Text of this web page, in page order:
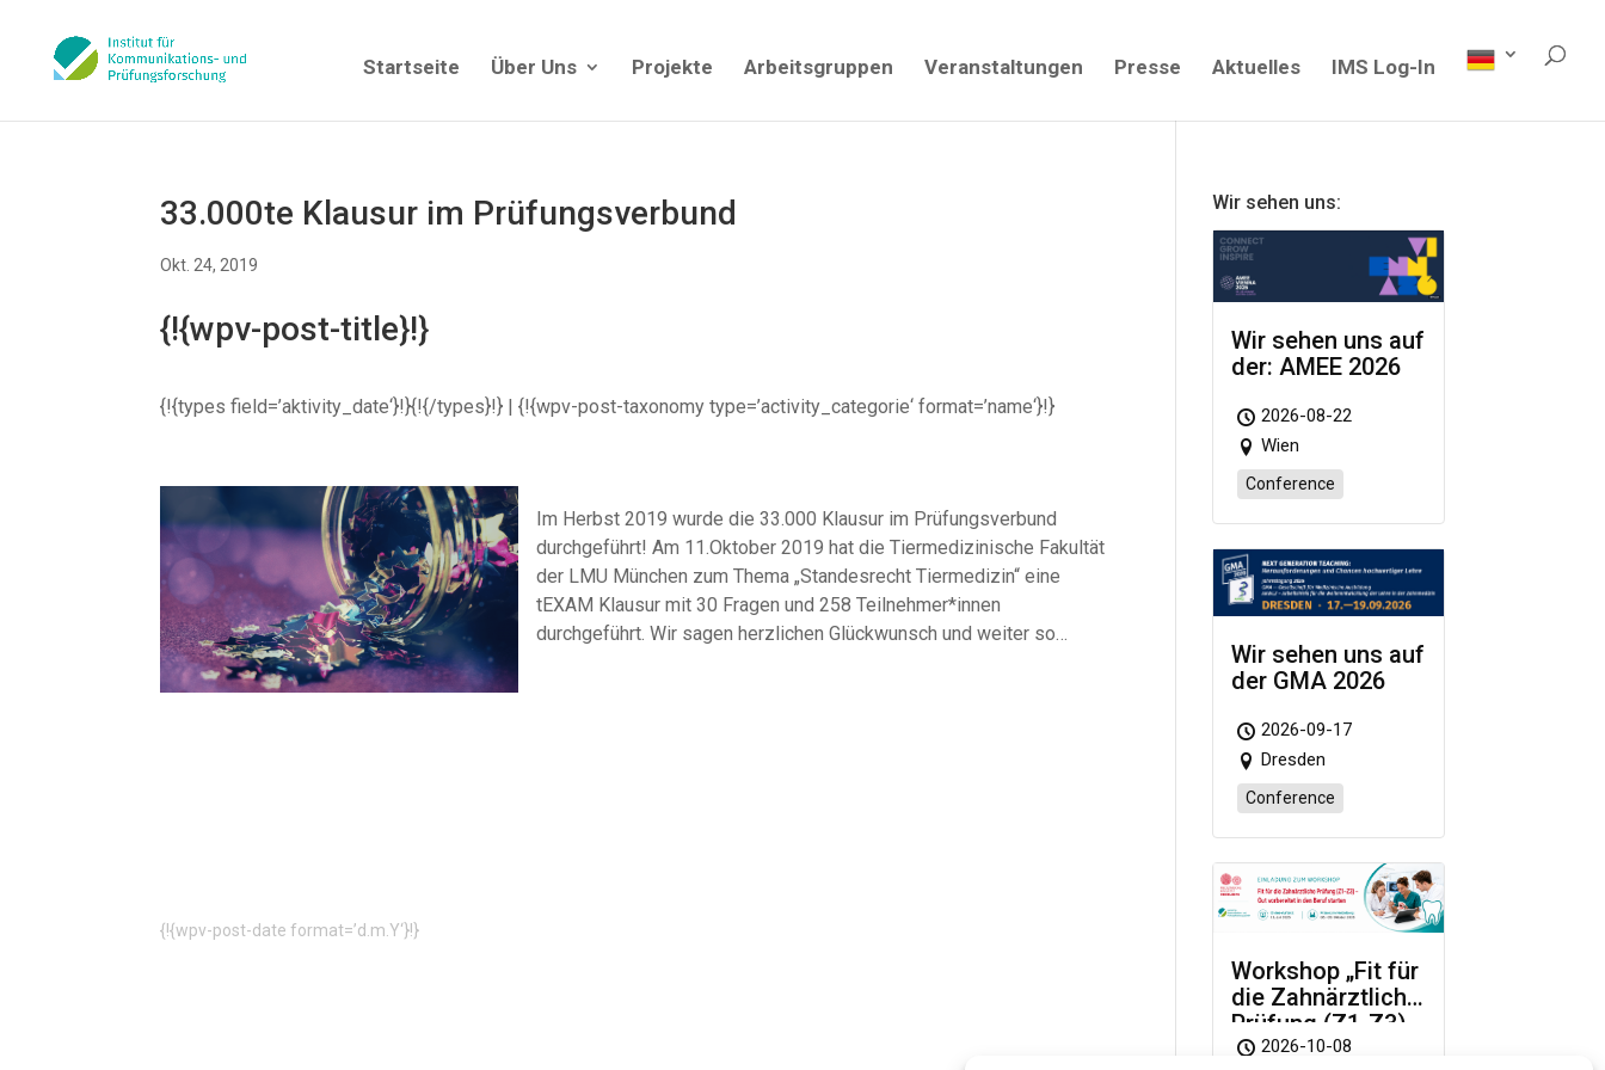
Startseite Über Uns Projekte Arbeitsgruppen Veranstaltungen Presse Aktuelles IMS Log-In
33.000te Klausur im Prüfungsverbund
Okt. 24, 2019
{!{wpv-post-title}!}
{!{types field=’aktivity_date‘}!}{!{/types}!} | {!{wpv-post-taxonomy type=’activity_categorie‘ format=’name‘}!}
Im Herbst 2019 wurde die 33.000 Klausur im Prüfungsverbund
durchgeführt! Am 11.Oktober 2019 hat die Tiermedizinische Fakultät
der LMU München zum Thema „Standesrecht Tiermedizin“ eine
tEXAM Klausur mit 30 Fragen und 258 Teilnehmer*innen
durchgeführt. Wir sagen herzlichen Glückwunsch und weiter so…
{!{wpv-post-date format=’d.m.Y‘}!}
Wir sehen uns:
Wir sehen uns auf
der: AMEE 2026
2026-08-22
Wien
Conference
Wir sehen uns auf
der GMA 2026
2026-09-17
Dresden
Conference
Workshop „Fit für
die Zahnärztliche
Prüfung (Z1-Z3)
– Gut vorbereitet
2026-10-08